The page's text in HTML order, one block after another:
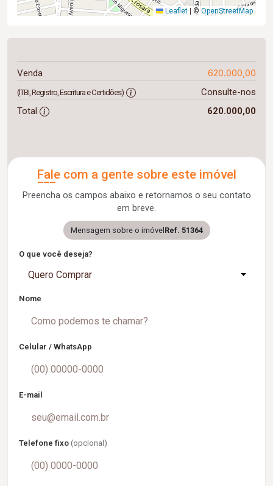
Leaflet © OpenStreetMap
Venda 620.000,00
(ITBI, Registro, Escritura e Certidões)
Consulte-nos
Total
620.000,00
Fale com a gente sobre este imóvel
Preencha os campos abaixo e retornamos o seu contato
em breve.
Mensagem sobre o imóvel Ref. 51364
O que você deseja?
Quero Comprar
Nome
Celular / WhatsApp
E-mail
Telefone fixo (opcional)